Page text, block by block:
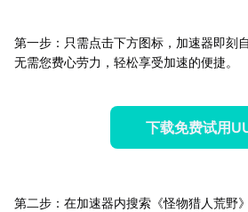
第一步：只需点击下方图标，加速器即刻
无需您费心劳力，轻松享受加速的便捷。
下载免费试用
第二步：在加速器内搜索《怪物猎人荒野